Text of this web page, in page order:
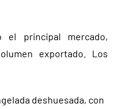
el principal mercado,
exportado. Los
deshuesada, con